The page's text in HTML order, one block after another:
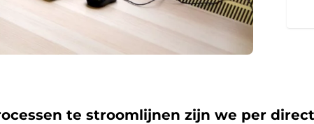
te stroomlijnen zijn we per